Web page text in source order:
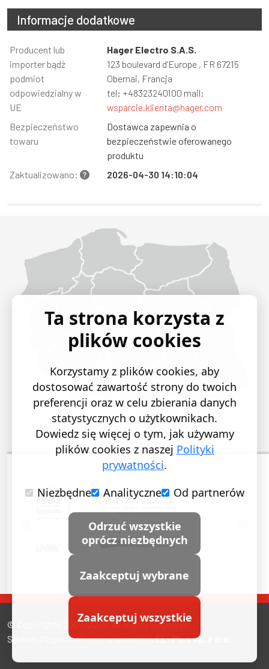
Informacje dodatkowe
Informacja
Wartość
Producent lub
importer bądź
podmiot
odpowiedzialny w
UE
Hager Electro S.A.S.
123 boulevard d’Europe , FR 67215
Obernai, Francja
tel: +48323240100 mail:
wsparcie.klienta@hager.com
Bezpieczeństwo
towaru
Dostawca zapewnia o
bezpieczeństwie oferowanego
produktu
Zaktualizowano:
2026-04-30 14:10:04
POPRZEDNI SLAJD
© Copyrights 2007-2026. All Rights Reserved.
System Megacennik jest własnościąEL-Plus sp. z o.o.
Ta strona korzysta z
plików cookies
Korzystamy z plików cookies, aby
dostosować zawartość strony do twoich
preferencji oraz w celu zbierania danych
statystycznych o użytkownikach.
Dowiedz się więcej o tym, jak używamy
plików cookies z naszej Polityki
prywatności.
Niezbędne
Analityczne Od partnerów
Odrzuć wszystkie
oprócz niezbędnych
Zaakceptuj wybrane
Zaakceptuj wszystkie